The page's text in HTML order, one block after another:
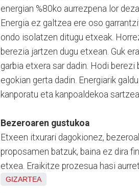
energian %80ko aurrezpena lor
Energia ez galtzea ere oso
ondo isolatzen ditugu etxeak.
berezia jartzen dugu etxean. Guk
garbia etxera sar dadin. Hodi
egokian gerta dadin. Energiarik
kanporatu eta kanpoaldekoa
Bezeroaren gustukoa
Etxeen itxurari dagokionez,
proposamen batzuk, baina ez dira
etxea. Eraikitze prozesua hasi
GIZARTEA